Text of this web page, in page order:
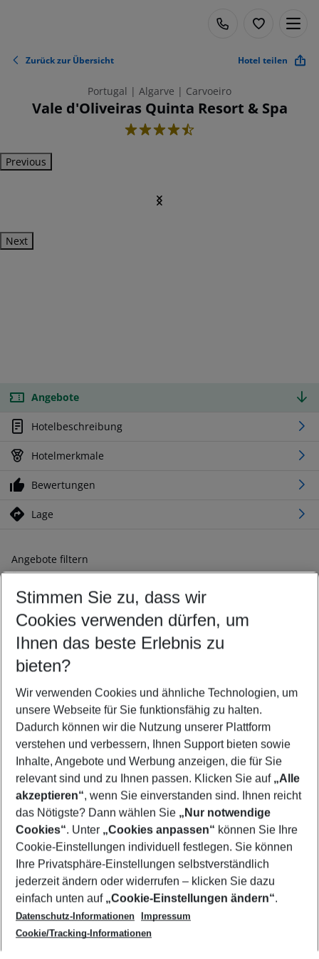
Zurück zur Übersicht Hotel teilen
Portugal | Algarve | Carvoeiro
Vale d'Oliveiras Quinta Resort & Spa
4.5
Previous
Next
Angebote
Hotelbeschreibung
Hotelmerkmale
Bewertungen
Lage
Angebote filtern
Ändern Sie Ihre Kriterien nach Ihren Wünschen
Abflughafen wählen
Beliebiger Abflughafen
Reisezeitraum wählen
08.08.26– 06.08.27 5-8 Nächte
2 Erwachsene Keine Kinder
Mehr Filter anzeigen
Footer
Footer navigation
Über uns
AGB
Cookie-Einstellungen ändern
Cookie-Richtlinie
Datenschutz
Service & Hilfe
Barrierefreies Reisen
Check-in
Folgen Sie uns
Stimmen Sie zu, dass wir
Cookies verwenden dürfen, um
Ihnen das beste Erlebnis zu
bieten?
Wir verwenden Cookies und ähnliche Technologien, um
unsere Webseite für Sie funktionsfähig zu halten.
Dadurch können wir die Nutzung unserer Plattform
verstehen und verbessern, Ihnen Support bieten sowie
Inhalte, Angebote und Werbung anzeigen, die für Sie
relevant sind und zu Ihnen passen. Klicken Sie auf „Alle
akzeptieren“, wenn Sie einverstanden sind. Ihnen reicht
das Nötigste? Dann wählen Sie „Nur notwendige
Cookies“. Unter „Cookies anpassen“ können Sie Ihre
Cookie-Einstellungen individuell festlegen. Sie können
Ihre Privatsphäre-Einstellungen selbstverständlich
jederzeit ändern oder widerrufen – klicken Sie dazu
einfach unten auf „Cookie-Einstellungen ändern“.
Datenschutz-Informationen
Impressum
Cookie/Tracking-Informationen